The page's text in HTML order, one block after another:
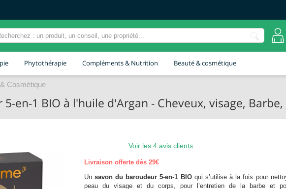
Phytothérapie Compléments & Nutrition Beauté & cosmétique
Cosmétique
en-1 BIO à l'huile d'Argan - Cheveux, visage,
Voir les 4 avis clients
Livraison offerte dès 29€
Un savon du baroudeur 5-en-1 BIO qui s’utilise à la fois pour
peau du visage et du corps, pour l’entretien de la barbe et